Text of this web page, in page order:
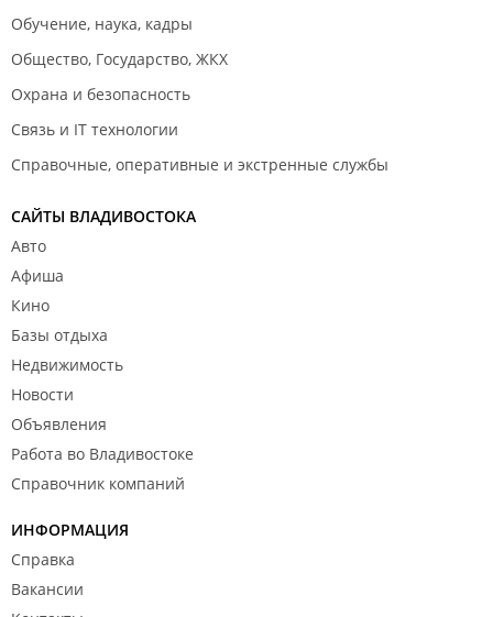
Обучение, наука, кадры
Общество, Государство, ЖКХ
Охрана и безопасность
Связь и IT технологии
Справочные, оперативные и экстренные службы
САЙТЫ ВЛАДИВОСТОКА
Авто
Афиша
Кино
Базы отдыха
Недвижимость
Новости
Объявления
Работа во Владивостоке
Справочник компаний
ИНФОРМАЦИЯ
Справка
Вакансии